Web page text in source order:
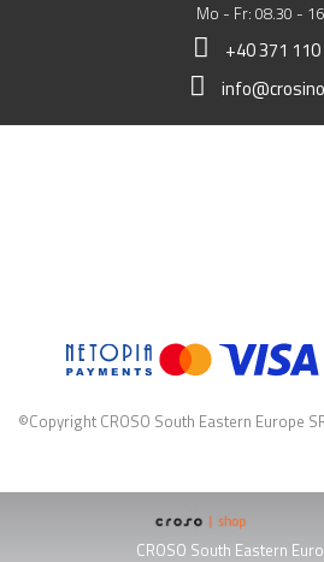
Mo - Fr: 08.30 -
+40 371
©Copyright CROSO South Eastern Europe
 CROSO South Eastern